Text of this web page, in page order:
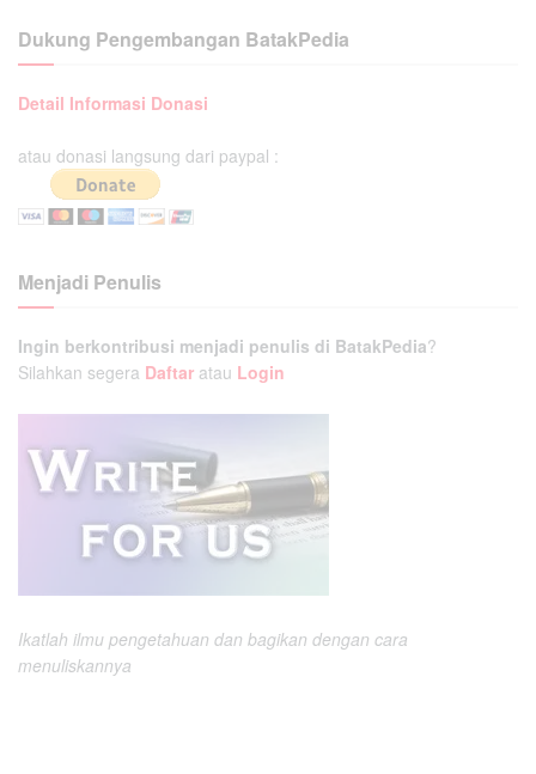
Dukung Pengembangan BatakPedia
Detail Informasi Donasi
atau donasi langsung dari paypal :
Menjadi Penulis
Ingin berkontribusi menjadi penulis di BatakPedia?
Silahkan segera Daftar atau Login
Ikatlah ilmu pengetahuan dan bagikan dengan cara
menuliskannya